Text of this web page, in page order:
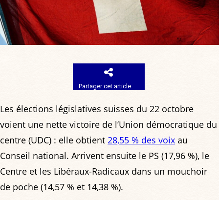
Partager cet article
Les élections législatives suisses du 22 octobre
voient une nette victoire de l’Union démocratique du
centre (UDC) : elle obtient 28,55 % des voix au
Conseil national. Arrivent ensuite le PS (17,96 %), le
Centre et les Libéraux-Radicaux dans un mouchoir
de poche (14,57 % et 14,38 %).